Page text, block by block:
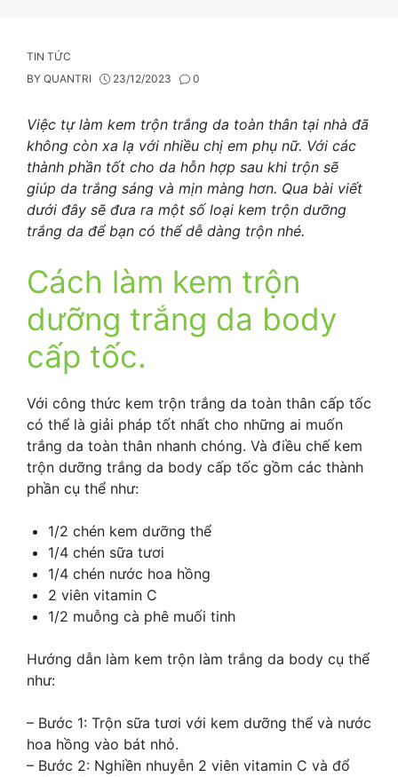
contentCATEGORIES
TIN TỨC
BY QUANTRI 23/12/2023 0
Việc tự làm kem trộn trắng da toàn thân tại nhà đã
không còn xa lạ với nhiều chị em phụ nữ. Với các
thành phần tốt cho da hỗn hợp sau khi trộn sẽ
giúp da trắng sáng và mịn màng hơn. Qua bài viết
dưới đây sẽ đưa ra một số loại kem trộn dưỡng
trắng da để bạn có thể dễ dàng trộn nhé.
Cách làm kem trộn
dưỡng trắng da body
cấp tốc.
Với công thức kem trộn trắng da toàn thân cấp tốc
có thể là giải pháp tốt nhất cho những ai muốn
trắng da toàn thân nhanh chóng. Và điều chế kem
trộn dưỡng trắng da body cấp tốc gồm các thành
phần cụ thể như:
1/2 chén kem dưỡng thể
1/4 chén sữa tươi
1/4 chén nước hoa hồng
2 viên vitamin C
1/2 muỗng cà phê muối tinh
Hướng dẫn làm kem trộn làm trắng da body cụ thể
như:
– Bước 1: Trộn sữa tươi với kem dưỡng thể và nước
hoa hồng vào bát nhỏ.
– Bước 2: Nghiền nhuyễn 2 viên vitamin C và đổ